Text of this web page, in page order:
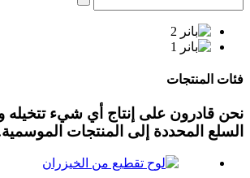
فئات المنتجات
نحن قادرون على إنتاج أي شيء
السلع المحددة إلى المنتجات